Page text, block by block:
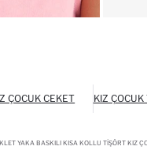
ÇOCUK CEKET KIZ ÇOCUK
YAKA BASKILI KISA KOLLU TIŞÖRT KIZ